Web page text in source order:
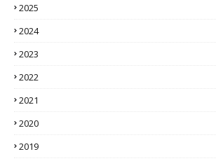
2025
2024
2023
2022
2021
2020
2019